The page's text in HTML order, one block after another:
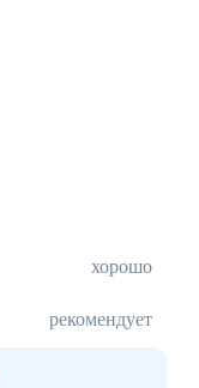
хорошо
рекомендует